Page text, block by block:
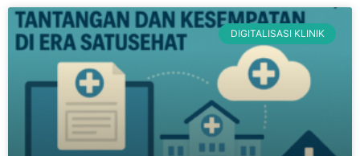
DIGITALISASI KLINIK